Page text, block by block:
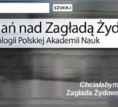
Zagłada